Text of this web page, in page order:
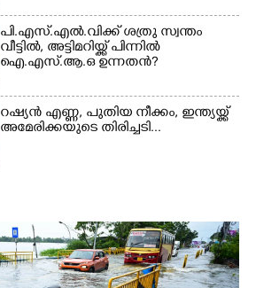
പി.എസ്.എൽ.വിക്ക് ശത്രു സ്വന്തം
വീട്ടിൽ, അട്ടിമറിയ്ക്ക് പിന്നിൽ
ഐ.എസ്.ആ.ഒ ഉന്നതൻ?
റഷ്യൻ എണ്ണ, പുതിയ നീക്കം, ഇന്ത്യയ്ക്ക്
അമേരിക്കയുടെ തിരിച്ചടി...